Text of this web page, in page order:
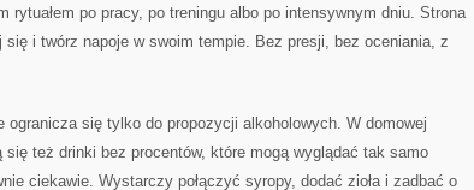
rytuałem po pracy, po treningu albo po intensywnym dniu. Strona
się i twórz napoje w swoim tempie. Bez presji, bez oceniania, z
ogranicza się tylko do propozycji alkoholowych. W domowej
się też drinki bez procentów, które mogą wyglądać tak samo
ciekawie. Wystarczy połączyć syropy, dodać zioła i zadbać o